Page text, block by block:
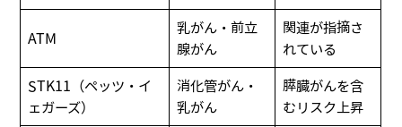
ATM
乳がん・前立
腺がん
関連が指摘さ
れている
STK11（ペッツ・イ
ェガーズ）
消化管がん・
乳がん
膵臓がんを含
むリスク上昇